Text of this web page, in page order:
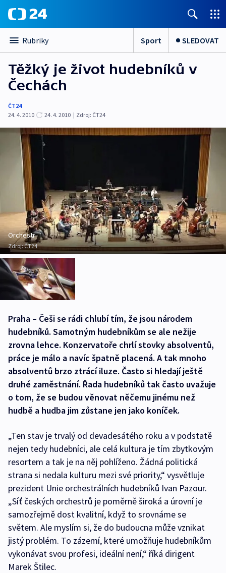
Rubriky Sport SLEDOVAT
Těžký je život hudebníků v
Čechách
ČT24
24. 4. 2010
24. 4. 2010 | Zdroj: ČT24
Orchestr
Zdroj:ČT24
Praha – Češi se rádi chlubí tím, že jsou národem
hudebníků. Samotným hudebníkům se ale nežije
zrovna lehce. Konzervatoře chrlí stovky absolventů,
práce je málo a navíc špatně placená. A tak mnoho
absolventů brzo ztrácí iluze. Často si hledají ještě
druhé zaměstnání. Řada hudebníků tak často uvažuje
o tom, že se budou věnovat něčemu jinému než
hudbě a hudba jim zůstane jen jako koníček.
„Ten stav je trvalý od devadesátého roku a v podstatě
nejen tedy hudebníci, ale celá kultura je tím zbytkovým
resortem a tak je na něj pohlíženo. Žádná politická
strana si nedala kulturu mezi své priority,“ vysvětluje
prezident Unie orchestrálních hudebníků Ivan Pazour.
„Síť českých orchestrů je poměrně široká a úrovní je
samozřejmě dost kvalitní, když to srovnáme se
světem. Ale myslím si, že do budoucna může vznikat
jistý problém. To zázemí, které umožňuje hudebníkům
vykonávat svou profesi, ideální není,“ říká dirigent
Marek Štilec.